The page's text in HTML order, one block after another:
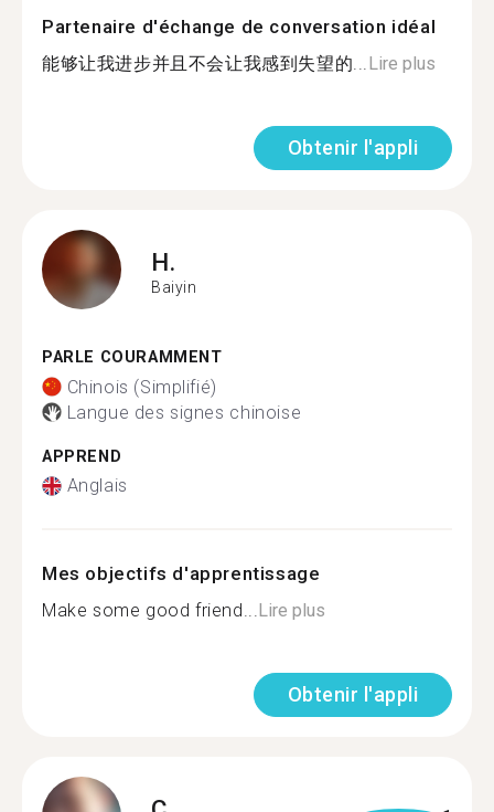
Partenaire d'échange de conversation idéal
能够让我进步并且不会让我感到失望的...Lire plus
Obtenir l'appli
H.
Baiyin
PARLE COURAMMENT
Chinois (Simplifié)
Langue des signes chinoise
APPREND
Anglais
Mes objectifs d'apprentissage
Make some good friend...Lire plus
Obtenir l'appli